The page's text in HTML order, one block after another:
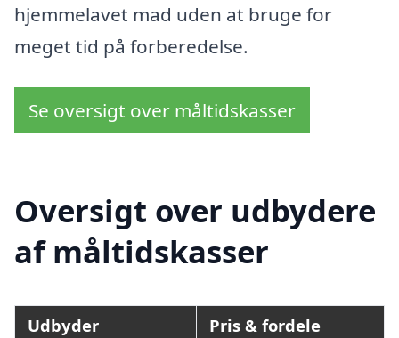
hjemmelavet mad uden at bruge for
meget tid på forberedelse.
Se oversigt over måltidskasser
Oversigt over udbydere
af måltidskasser
Udbyder Pris & fordele